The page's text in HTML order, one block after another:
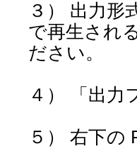
３） 出力形
で再生され
ださい。
４） 「出力
５） 右下の